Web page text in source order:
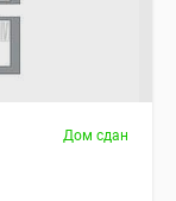
Дом сдан